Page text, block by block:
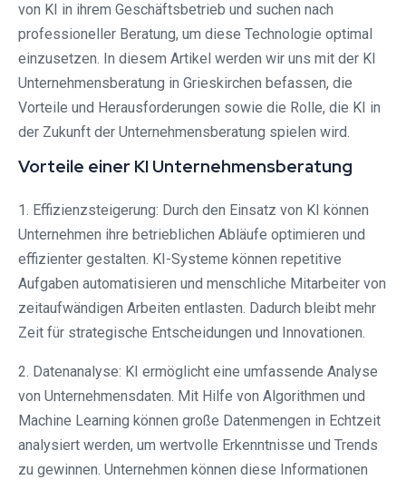
von KI in ihrem Geschäftsbetrieb und suchen nach
professioneller Beratung, um diese Technologie optimal
einzusetzen. In diesem Artikel werden wir uns mit der KI
Unternehmensberatung in Grieskirchen befassen, die
Vorteile und Herausforderungen sowie die Rolle, die KI in
der Zukunft der Unternehmensberatung spielen wird.
Vorteile einer KI Unternehmensberatung
1. Effizienzsteigerung: Durch den Einsatz von KI können
Unternehmen ihre betrieblichen Abläufe optimieren und
effizienter gestalten. KI-Systeme können repetitive
Aufgaben automatisieren und menschliche Mitarbeiter von
zeitaufwändigen Arbeiten entlasten. Dadurch bleibt mehr
Zeit für strategische Entscheidungen und Innovationen.
2. Datenanalyse: KI ermöglicht eine umfassende Analyse
von Unternehmensdaten. Mit Hilfe von Algorithmen und
Machine Learning können große Datenmengen in Echtzeit
analysiert werden, um wertvolle Erkenntnisse und Trends
zu gewinnen. Unternehmen können diese Informationen